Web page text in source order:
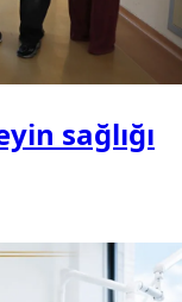
sağlığı